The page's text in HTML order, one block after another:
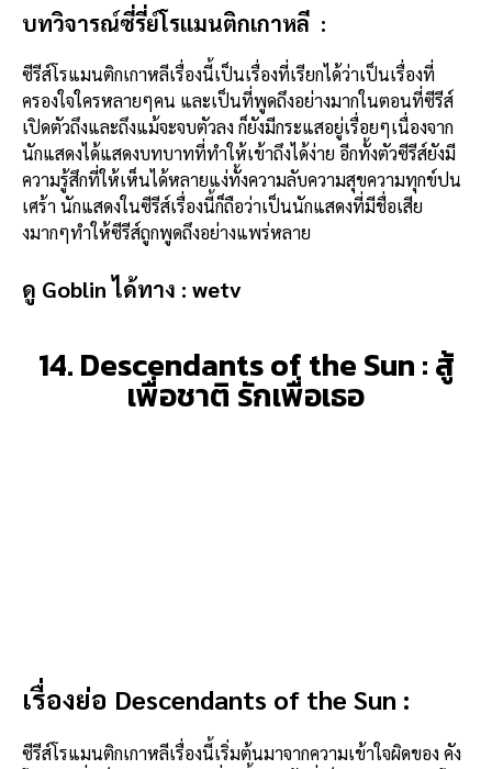
บทวิจารณ์ซี่รี่ย์โรแมนติกเกาหลี :
ซีรีส์โรแมนติกเกาหลีเรื่องนี้เป็นเรื่องที่เรียกได้ว่าเป็นเรื่องที่
ครองใจใครหลายๆคน และเป็นที่พูดถึงอย่างมากในตอนที่ซีรีส์
เปิดตัวถึงและถึงแม้จะจบตัวลง ก็ยังมีกระแสอยู่เรื่อยๆเนื่องจาก
นักแสดงได้แสดงบทบาทที่ทำให้เข้าถึงได้ง่าย อีกทั้งตัวซีรีส์ยังมี
ความรู้สึกที่ให้เห็นได้หลายแง่ทั้งความลับความสุขความทุกข์ปน
เศร้า นักแสดงในซีรีส์เรื่องนี้ก็ถือว่าเป็นนักแสดงที่มีชื่อเสีย
งมากๆทำให้ซีรีส์ถูกพูดถึงอย่างแพร่หลาย
ดู Goblinได้ทาง : wetv
14. Descendants of the Sun : สู้
เพื่อชาติ รักเพื่อเธอ
เรื่องย่อ Descendants of the Sun :
ซีรีส์โรแมนติกเกาหลีเรื่องนี้เริ่มต้นมาจากความเข้าใจผิดของ คัง